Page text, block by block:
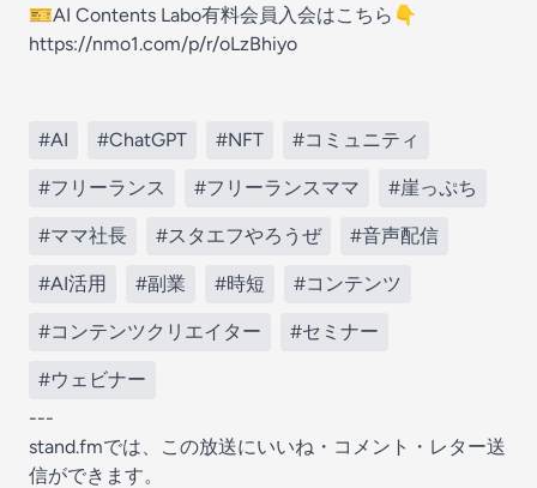
🎫AI Contents Labo有料会員入会はこちら👇
https://nmo1.com/p/r/oLzBhiyo
#AI #ChatGPT #NFT #コミュニティ
#フリーランス #フリーランスママ #崖っぷち
#ママ社長 #スタエフやろうぜ #音声配信
#AI活用 #副業 #時短 #コンテンツ
#コンテンツクリエイター #セミナー
#ウェビナー
---
stand.fmでは、この放送にいいね・コメント・レター送
信ができます。